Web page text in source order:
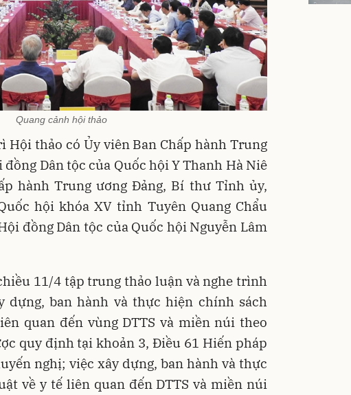
Quang cảnh hội thảo
Hội thảo có Ủy viên Ban Chấp hành Trung
Dân tộc của Quốc hội Y Thanh Hà Niê
hành Trung ương Đảng, Bí thư Tỉnh ủy,
hội khóa XV tỉnh Tuyên Quang Chẩu
đồng Dân tộc của Quốc hội Nguyễn Lâm
11/4 tập trung thảo luận và nghe trình
dựng, ban hành và thực hiện chính sách
quan đến vùng DTTS và miền núi theo
quy định tại khoản 3, Điều 61 Hiến pháp
nghị; việc xây dựng, ban hành và thực
về y tế liên quan đến DTTS và miền núi